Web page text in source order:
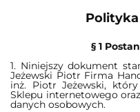
§ 1
1. Niniejszy dokument
Jeżewski Piotr Firma
inż. Piotr Jeżewski,
Sklepu internetowego
danych osobowych.